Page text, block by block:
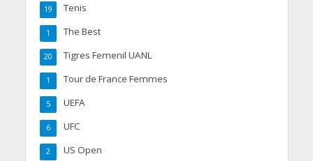
Tenis
19
The Best
1
Tigres Femenil UANL
20
Tour de France Femmes
1
UEFA
5
UFC
6
US Open
2